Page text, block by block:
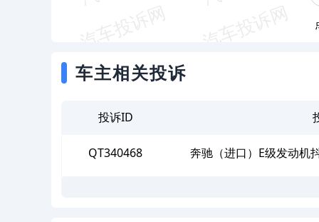
车主相关投诉
投诉ID
QT340468 奔驰（进口）E级发动机